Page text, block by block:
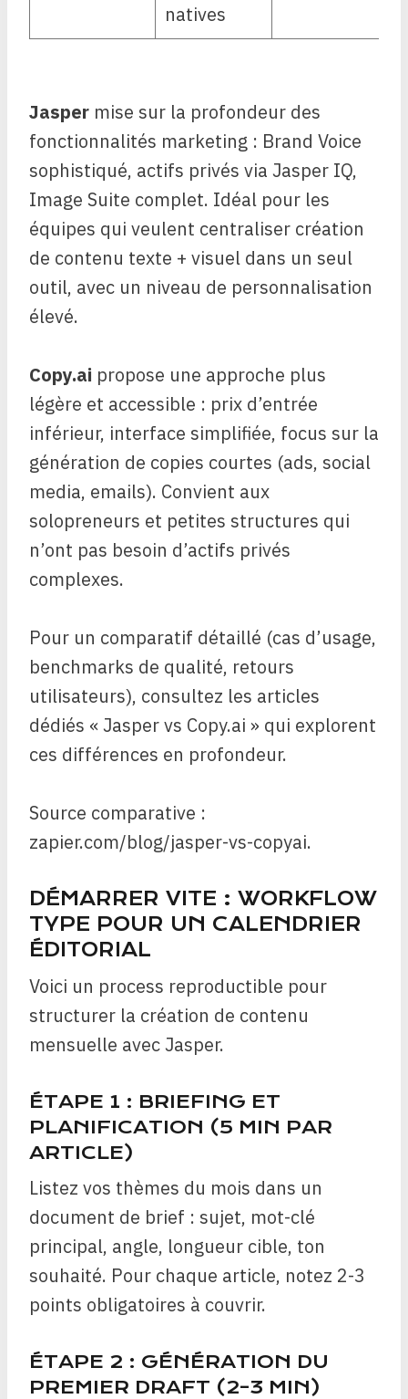
natives
Jasper mise sur la profondeur des
fonctionnalités marketing : Brand Voice
sophistiqué, actifs privés via Jasper IQ,
Image Suite complet. Idéal pour les
équipes qui veulent centraliser création
de contenu texte + visuel dans un seul
outil, avec un niveau de personnalisation
élevé.
Copy.ai propose une approche plus
légère et accessible : prix d’entrée
inférieur, interface simplifiée, focus sur la
génération de copies courtes (ads, social
media, emails). Convient aux
solopreneurs et petites structures qui
n’ont pas besoin d’actifs privés
complexes.
Pour un comparatif détaillé (cas d’usage,
benchmarks de qualité, retours
utilisateurs), consultez les articles
dédiés « Jasper vs Copy.ai » qui explorent
ces différences en profondeur.
Source comparative :
zapier.com/blog/jasper-vs-copyai.
DÉMARRER VITE : WORKFLOW
TYPE POUR UN CALENDRIER
ÉDITORIAL
Voici un process reproductible pour
structurer la création de contenu
mensuelle avec Jasper.
ÉTAPE 1 : BRIEFING ET
PLANIFICATION (5 MIN PAR
ARTICLE)
Listez vos thèmes du mois dans un
document de brief : sujet, mot-clé
principal, angle, longueur cible, ton
souhaité. Pour chaque article, notez 2-3
points obligatoires à couvrir.
ÉTAPE 2 : GÉNÉRATION DU
PREMIER DRAFT (2-3 MIN)